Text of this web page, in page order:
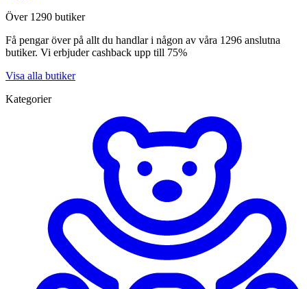
Över 1290 butiker
Få pengar över på allt du handlar i någon av våra 1296 anslutna
butiker. Vi erbjuder cashback upp till 75%
Visa alla butiker
Kategorier